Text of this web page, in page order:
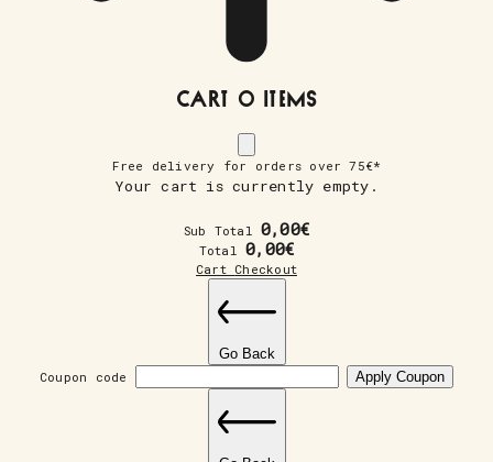
Cart 0 Items
Free delivery for orders over 75€*
Your cart is currently empty.
Sub Total0,00€
Total 0,00€
Cart Checkout
Go Back
Coupon code
Apply Coupon